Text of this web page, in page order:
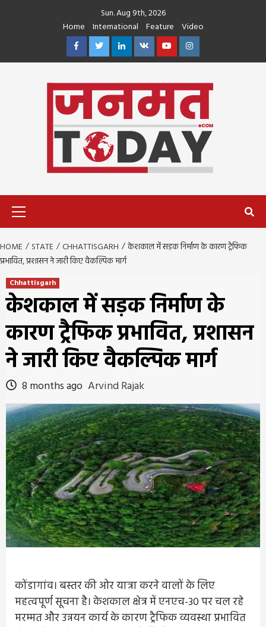
Sun. Aug 9th, 2026
Home
International Feature
Video
FacebookTwitterLinkedin
VK YoutubeInstagram
HOME STATE CHHATTISGARH
केशकाल में सड़क निर्माण के कारण ट्रैफिक
प्रभावित, प्रशासन ने जारी किए वैकल्पिक मार्ग
Chhattisgarh
केशकाल में सड़क निर्माण के
कारण ट्रैफिक प्रभावित, प्रशासन
ने जारी किए वैकल्पिक मार्ग
8 months ago Arvind Rajak
कोंडागांव। बस्तर की ओर यात्रा करने वालों के लिए
महत्वपूर्ण सूचना है। केशकाल क्षेत्र में एनएच-30 पर चल रहे
मरम्मत और उन्नयन कार्य के कारण ट्रैफिक व्यवस्था प्रभावित